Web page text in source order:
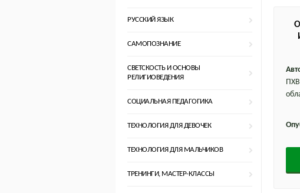
РУССКИЙ ЯЗЫК
САМОПОЗНАНИЕ
СВЕТСКОСТЬ И ОСНОВЫ
РЕЛИГИОВЕДЕНИЯ
СОЦИАЛЬНАЯ ПЕДАГОГИКА
ТЕХНОЛОГИЯ ДЛЯ ДЕВОЧЕК
ТЕХНОЛОГИЯ ДЛЯ МАЛЬЧИКОВ
ТРЕНИНГИ, МАСТЕР-КЛАССЫ